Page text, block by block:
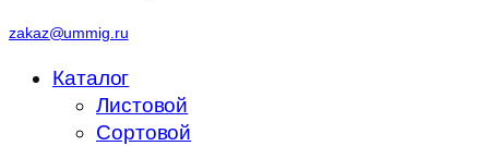
zakaz@ummig.ru
Каталог
Листовой
Сортовой